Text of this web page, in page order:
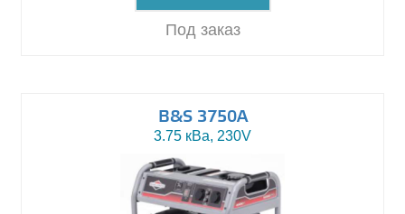
Под заказ
B&S 3750A
3.75 кВа, 230V